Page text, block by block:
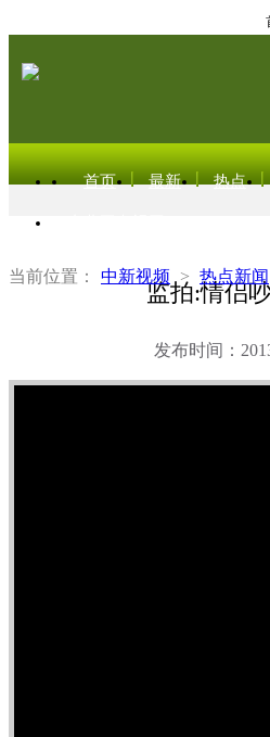
首页 最新 热点
当前位置： 中新视频 > 热点新闻
监拍:情侣
发布时间：